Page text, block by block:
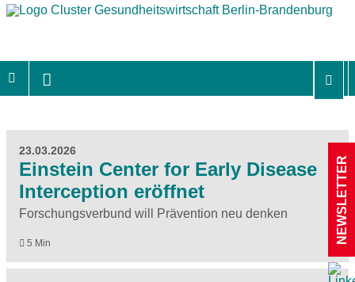
23.03.2026
Einstein Center for Early Disease
Interception eröffnet
Forschungsverbund will Prävention neu denken
5 Min NEWSLETTER